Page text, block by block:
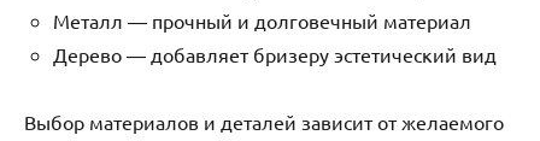
Металл ― прочный и долговечный материал
Дерево ― добавляет бризеру эстетический вид
Выбор материалов и деталей зависит от желаемого